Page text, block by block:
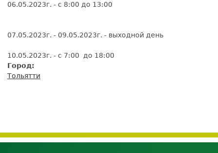
06.05.2023г. - с 8:00 до 13:00
07.05.2023г. - 09.05.2023г. - выходной день
10.05.2023г. - с 7:00 до 18:00
Город:
Тольятти